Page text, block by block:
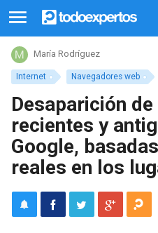
Internet Navegadores web
María Rodríguez
Desaparición
recientes y
Google,
reales en los